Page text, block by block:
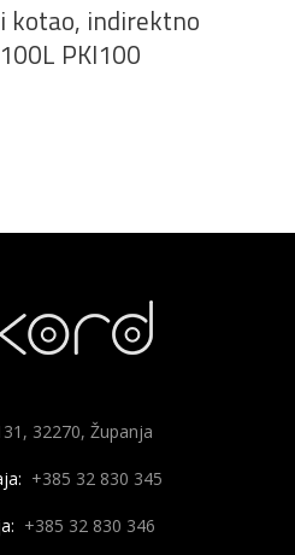
kotao, indirektno
PKI100
32270, Županja
+385 32 830 345
+385 32 830 346